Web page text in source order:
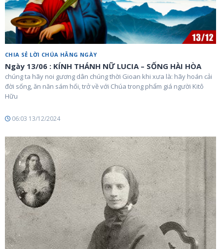
CHIA SẺ LỜI CHÚA HẰNG NGÀY
Ngày 13/06 : KÍNH THÁNH NỮ LUCIA – SỐNG HÀI HÒA
chúng ta hãy noi gương dân chúng thời Gioan khi xưa là: hãy hoán cải
đời sống, ăn năn sám hối, trở về với Chúa trong phẩm giá người Kitô
Hữu
06:03 13/12/2024